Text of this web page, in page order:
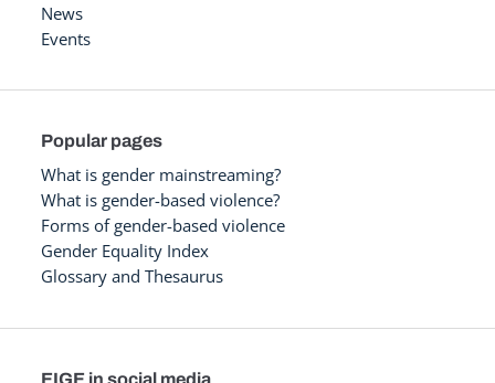
News
Events
Popular pages
What is gender mainstreaming?
What is gender-based violence?
Forms of gender-based violence
Gender Equality Index
Glossary and Thesaurus
EIGE in social media